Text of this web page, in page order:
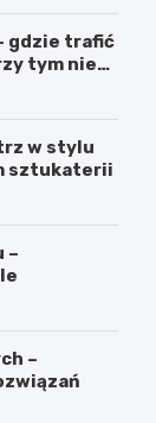
gdzie trafić
tym nie
w stylu
sztukaterii
–
–